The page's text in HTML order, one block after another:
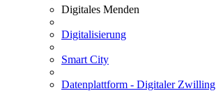
Digitales Menden
Digitalisierung
Smart City
Datenplattform - Digitaler Zwilling